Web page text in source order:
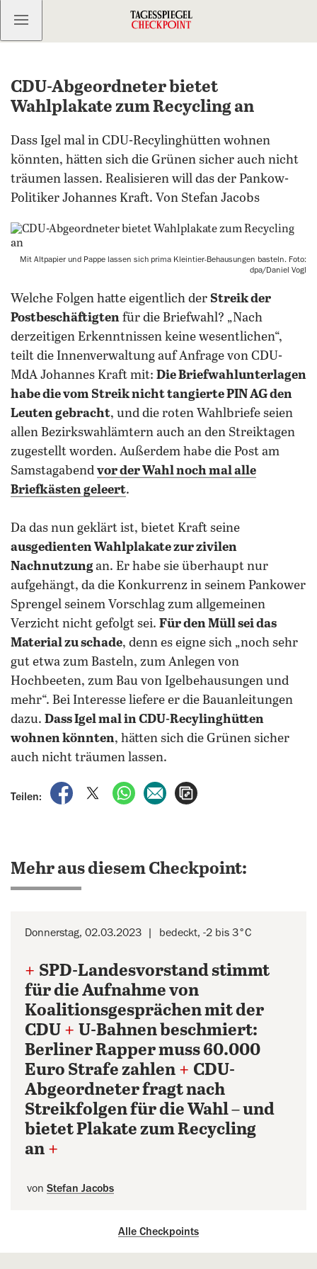
Kostenlos anmelden
CDU-Abgeordneter bietet
Wahlplakate zum Recycling an
Dass Igel mal in CDU-Recylinghütten wohnen
könnten, hätten sich die Grünen sicher auch nicht
träumen lassen. Realisieren will das der Pankow-
Politiker Johannes Kraft. Von Stefan Jacobs
Mit Altpapier und Pappe lassen sich prima Kleintier-Behausungen basteln. Foto:
dpa/Daniel Vogl
Welche Folgen hatte eigentlich der Streik der
Postbeschäftigten für die Briefwahl? „Nach
derzeitigen Erkenntnissen keine wesentlichen“,
teilt die Innenverwaltung auf Anfrage von CDU-
MdA Johannes Kraft mit: Die Briefwahlunterlagen
habe die vom Streik nicht tangierte PIN AG den
Leuten gebracht, und die roten Wahlbriefe seien
allen Bezirkswahlämtern auch an den Streiktagen
zugestellt worden. Außerdem habe die Post am
Samstagabend vor der Wahl noch mal alle
Briefkästen geleert.
Da das nun geklärt ist, bietet Kraft seine
ausgedienten Wahlplakate zur zivilen
Nachnutzungan. Er habe sie überhaupt nur
aufgehängt, da die Konkurrenz in seinem Pankower
Sprengel seinem Vorschlag zum allgemeinen
Verzicht nicht gefolgt sei. Für den Müll sei das
Material zu schade, denn es eigne sich „noch sehr
gut etwa zum Basteln, zum Anlegen von
Hochbeeten, zum Bau von Igelbehausungen und
mehr“. Bei Interesse liefere er die Bauanleitungen
dazu. Dass Igel mal in CDU-Recylinghütten
wohnen könnten, hätten sich die Grünen sicher
auch nicht träumen lassen.
Teilen:
auf Facebook teilen
auf X teilenper WhatsApp teilen
per E-Mail teilen
Mehr aus diesem Checkpoint:
Donnerstag, 02.03.2023 bedeckt, -2 bis 3°C
+ SPD-Landesvorstand stimmt
für die Aufnahme von
Koalitionsgesprächen mit der
CDU + U-Bahnen beschmiert:
Berliner Rapper muss 60.000
Euro Strafe zahlen + CDU-
Abgeordneter fragt nach
Streikfolgen für die Wahl – und
bietet Plakate zum Recycling
an +
von Stefan Jacobs
Alle Checkpoints